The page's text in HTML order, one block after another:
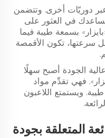
دوريّات أخرى. وتتضمن
في العثور على
بسمعة طيبة فيما
سرعتها، تكون الأقمصة
الجودة أصبح سهلًا
فهي تقدِّم مواد
ويستمتع اللاعبون
المتعلقة بجودة